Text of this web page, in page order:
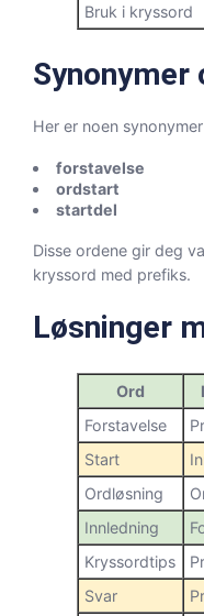
Bruk i kryssord
Synonymer
Her er noen
forstavelse
ordstart
startdel
Disse ordene gir deg
kryssord med prefiks.
Løsninger
Ord
Forstavelse
Start
Ordløsning
Innledning
Kryssordtips
Svar